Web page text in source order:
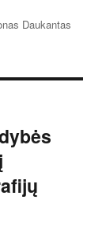
Daukantas